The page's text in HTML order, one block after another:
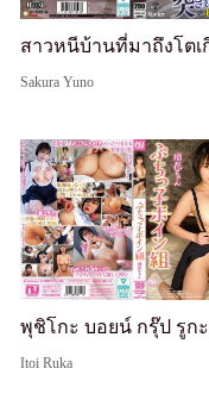
Sakura Yuno
Itoi Ruka